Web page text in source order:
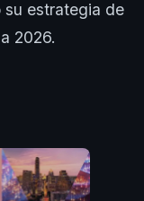
estrategia de
2026.